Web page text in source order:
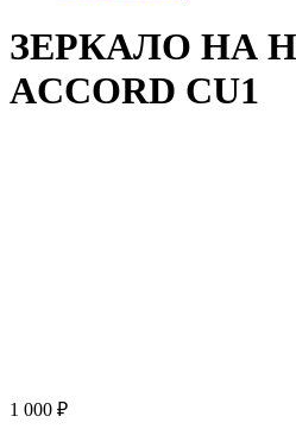
ЗЕРКАЛО НА
ACCORD CU1
1 000 ₽